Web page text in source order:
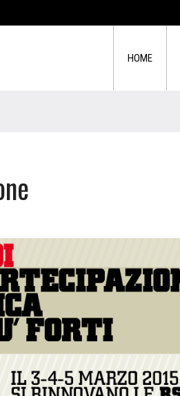
HOME